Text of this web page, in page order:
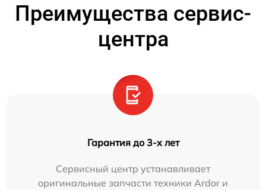
Преимущества сервис-
центра
Гарантия до 3-х лет
Сервисный центр устанавливает
оригинальные запчасти техники Ardor и